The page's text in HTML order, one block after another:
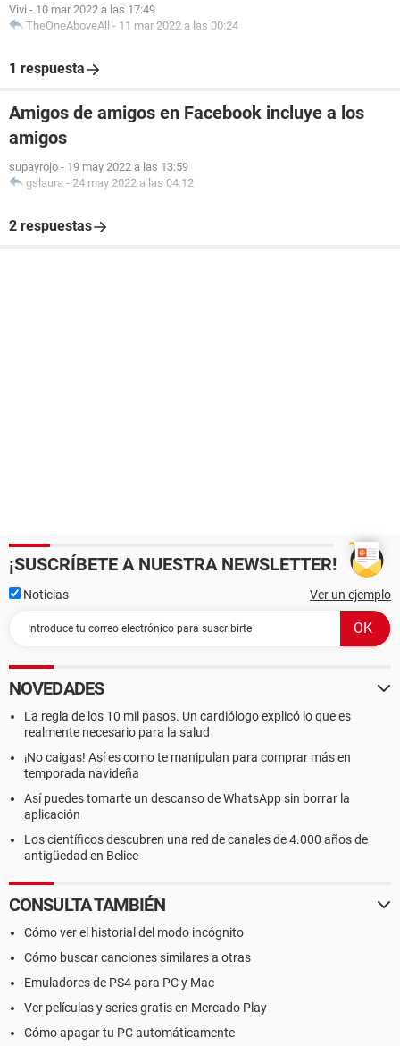
Vivi - 10 mar 2022 a las 17:49
TheOneAboveAll - 11 mar 2022 a las 00:24
1 respuesta
Amigos de amigos en Facebook incluye a los
amigos
supayrojo - 19 may 2022 a las 13:59
gslaura - 24 may 2022 a las 04:12
2 respuestas
¡SUSCRÍBETE A NUESTRA NEWSLETTER!
Noticias Ver un ejemplo
NOVEDADES
La regla de los 10 mil pasos. Un cardiólogo explicó lo que es
realmente necesario para la salud
¡No caigas! Así es como te manipulan para comprar más en
temporada navideña
Así puedes tomarte un descanso de WhatsApp sin borrar la
aplicación
Los científicos descubren una red de canales de 4.000 años de
antigüedad en Belice
CONSULTA TAMBIÉN
Cómo ver el historial del modo incógnito
Cómo buscar canciones similares a otras
Emuladores de PS4 para PC y Mac
Ver películas y series gratis en Mercado Play
Cómo apagar tu PC automáticamente